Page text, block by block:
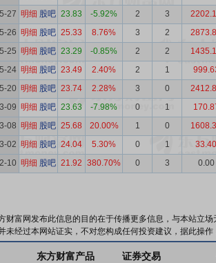
27 明细 股吧 23.83 -5.92% 2 3
26 明细 股吧 25.33 8.76% 3 2
25 明细 股吧 23.29 -0.85% 2 2
24 明细 股吧 23.49 2.40% 2 1
20 明细 股吧 23.74 2.28% 3 0
09 明细 股吧 23.63 -7.98% 0 1
08 明细 股吧 25.68 20.00% 1 0
02 明细 股吧 24.04 5.30% 0 1 33.40
10 明细 股吧 21.92 380.70% 0 3 0.00
财富网发布此信息的目的在于传播更多信息，与本站立
未经过本网站证实，不对您构成任何投资建议，据此操作